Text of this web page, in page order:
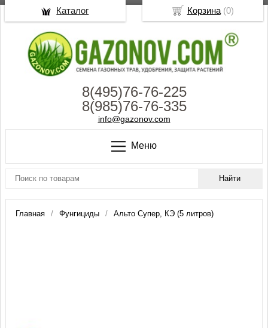
8(495)76-76-225
8(985)76-76-335
info@gazonov.com
Меню
Главная Фунгициды Альто Супер, КЭ (5 литров)
Корзина(0)
Каталог